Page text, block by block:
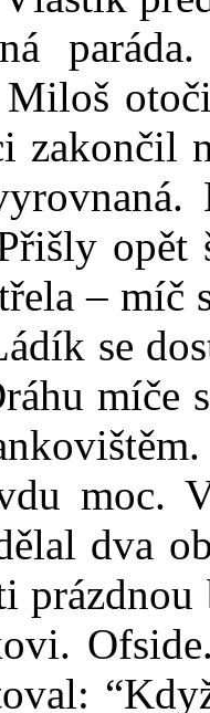
Miloš
zakončil
opět
– míč
se
míče
moc.
dva